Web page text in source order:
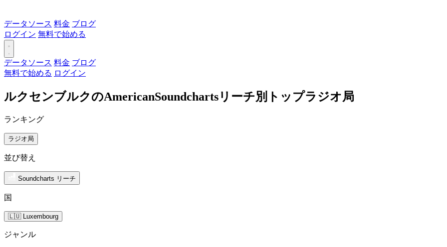
データソース 料金 ブログ
ログイン 無料で始める
データソース 料金 ブログ
無料で始める ログイン
ルクセンブルクのAmericanSoundchartsリーチ別トップラジオ局
ランキング
ラジオ局
並び替え
Soundcharts リーチ
国
🇱🇺 Luxembourg
ジャンル